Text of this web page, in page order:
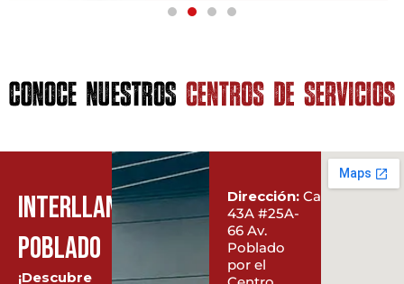
interllantas
poblado
¡Descubre
Dirección:Carrera
43A #25A-
66 Av.
Poblado
por el